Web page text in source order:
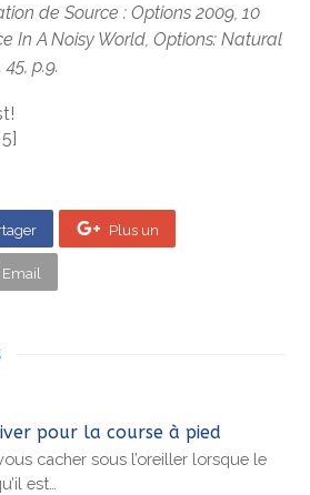
de Source : Options 2009, 10
In A Noisy World, Options: Natural
p.9.
5]
Plus un
Email
pour la course à pied
cacher sous l’oreiller lorsque le
est…